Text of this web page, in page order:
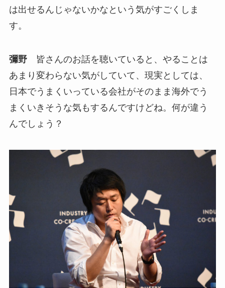
は出せるんじゃないかなという気がすごくしま
す。
彌野皆さんのお話を聴いていると、やることは
あまり変わらない気がしていて、現実としては、
日本でうまくいっている会社がそのまま海外でう
まくいきそうな気もするんですけどね。何が違う
んでしょう？